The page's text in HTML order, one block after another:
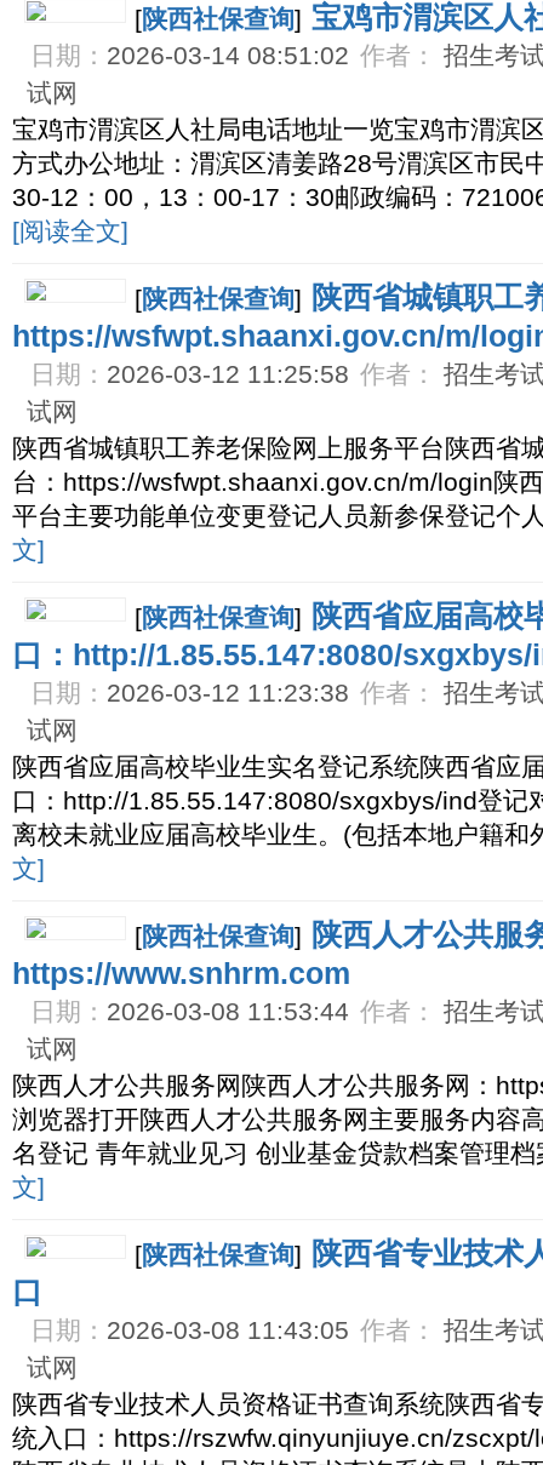
[陕西社保查询] 宝鸡市渭滨区人
日期： 2026-03-14 08:51:02 作者：
招生考
试网
宝鸡市渭滨区人社局电话地址一览宝鸡市渭滨
方式办公地址：渭滨区清姜路28号渭滨区市民
30-12：00，13：00-17：30邮政编码：
[阅读全文]
[陕西社保查询] 陕西省城镇职工
https://wsfwpt.shaanxi.gov.cn/m/
日期： 2026-03-12 11:25:58 作者：
招生考
试网
陕西省城镇职工养老保险网上服务平台陕西省
台：https://wsfwpt.shaanxi.gov.cn/m/login陕
平台主要功能单位变更登记人员新参保登记个
文]
[陕西社保查询] 陕西省应届高校
口：http://1.85.55.147:8080/sxgxbys/
日期： 2026-03-12 11:23:38 作者：
招生考
试网
陕西省应届高校毕业生实名登记系统陕西省应
口：http://1.85.55.147:8080/sxgxbys/ind登记
离校未就业应届高校毕业生。(包括本地户籍
文]
[陕西社保查询] 陕西人才公共服
https://www.snhrm.com
日期： 2026-03-08 11:53:44 作者：
招生考
试网
陕西人才公共服务网陕西人才公共服务网：
浏览器打开陕西人才公共服务网主要服务内容
名登记 青年就业见习 创业基金贷款档案管理
文]
[陕西社保查询] 陕西省专业技术
口
日期： 2026-03-08 11:43:05 作者：
招生考
试网
陕西省专业技术人员资格证书查询系统陕西省
统入口：https://rszwfw.qinyunjiuye.cn/